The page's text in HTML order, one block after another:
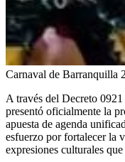
Carnaval de Barranquilla
A través del Decreto
presentó oficialmente la
apuesta de agenda
esfuerzo por fortalecer la
expresiones culturales